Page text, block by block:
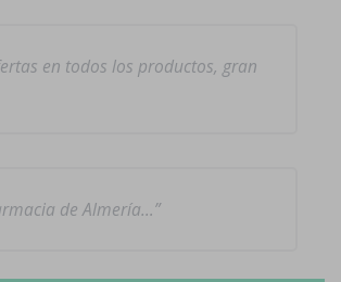
en todos los productos, gran
de Almería…